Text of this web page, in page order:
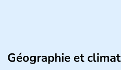
Géographie et climat